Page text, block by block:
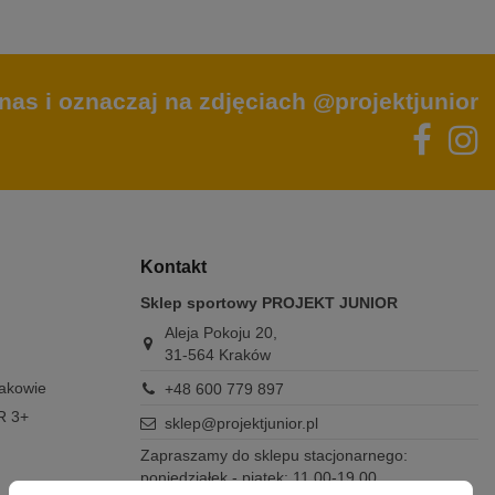
i oznaczaj na zdjęciach @projektjunior
3+
Kontakt
Sklep sportowy PROJEKT JUNIOR
Aleja Pokoju 20,
31-564 Kraków
+48 600 779 897
sklep@projektjunior.pl
Zapraszamy do sklepu stacjonarnego:
poniedziałek - piątek: 11.00-19.00